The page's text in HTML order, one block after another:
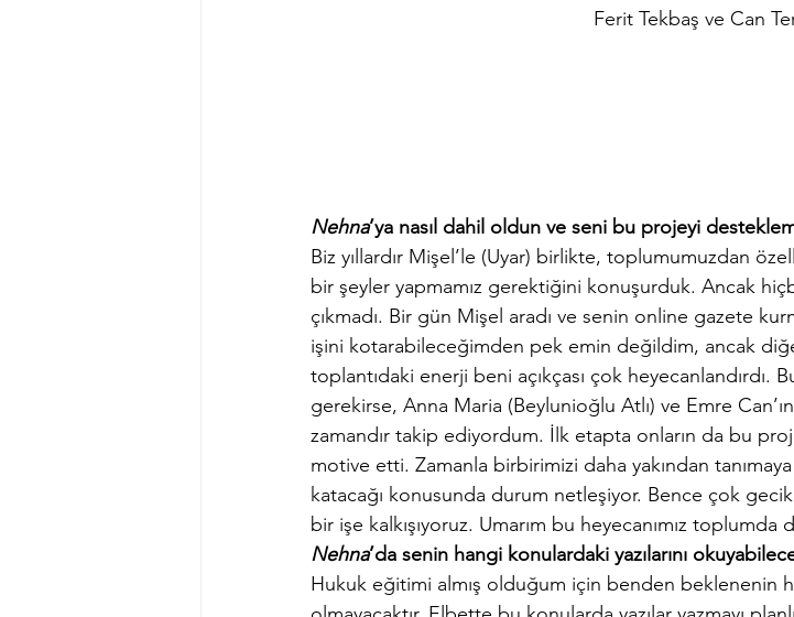
Ferit Tekbaş ve Can
Nehna’ya nasıl dahil oldun ve seni bu projeyi
Biz yıllardır Mişel’le (Uyar) birlikte, toplumumuzdan
bir şeyler yapmamız gerektiğini konuşurduk. Ancak
çıkmadı. Bir gün Mişel aradı ve senin online gazete
işini kotarabileceğimden pek emin değildim, ancak
toplantıdaki enerji beni açıkçası çok heyecanlandırdı.
gerekirse, Anna Maria (Beylunioğlu Atlı) ve Emre Can’ın
zamandır takip ediyordum. İlk etapta onların da bu
motive etti. Zamanla birbirimizi daha yakından
katacağı konusunda durum netleşiyor. Bence çok
bir işe kalkışıyoruz. Umarım bu heyecanımız toplumda
Nehna’da senin hangi konulardaki yazılarını
Hukuk eğitimi almış olduğum için benden beklenenin